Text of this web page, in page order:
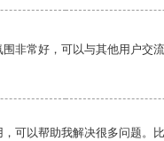
非常好，可以与其他用户交流
可以帮助我解决很多问题。